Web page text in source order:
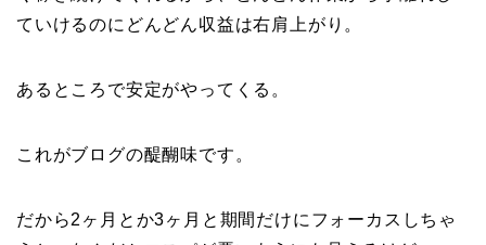
ていけるのにどんどん収益は右肩上がり。
あるところで安定がやってくる。
これがブログの醍醐味です。
だから2ヶ月とか3ヶ月と期間だけにフォーカスしちゃ